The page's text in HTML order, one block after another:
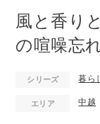
風と香り
の喧噪忘
シリーズ 暮ら
エリア 中越